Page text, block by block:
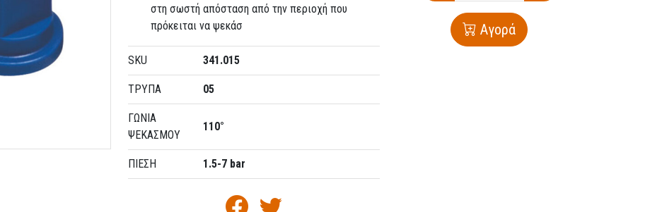
στη σωστή απόσταση από την περιοχή που
πρόκειται να ψεκάσ
SKU 341.015
ΤΡΥΠΑ 05
ΓΩΝΙΑ
ΨΕΚΑΣΜΟΥ
110°
ΠΙΕΣΗ 1.5-7 bar
Αγορά